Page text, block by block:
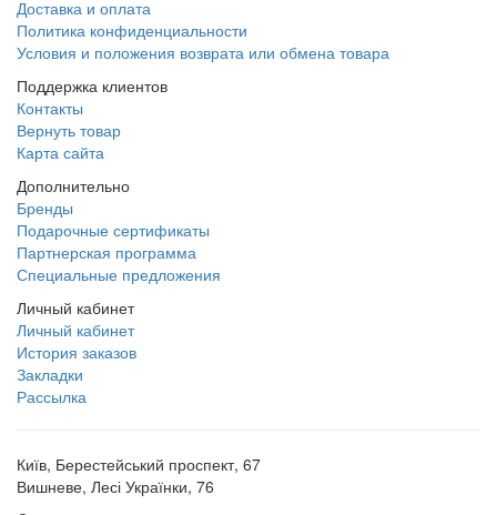
Доставка и оплата
Политика конфиденциальности
Условия и положения возврата или обмена товара
Поддержка клиентов
Контакты
Вернуть товар
Карта сайта
Дополнительно
Бренды
Подарочные сертификаты
Партнерская программа
Специальные предложения
Личный кабинет
Личный кабинет
История заказов
Закладки
Рассылка
Київ, Берестейський проспект, 67
Вишневе, Лесі Українки, 76